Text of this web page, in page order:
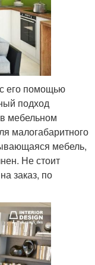
его помощью
подход
мебельном
малогабаритного
мебель,
Не стоит
заказ, по